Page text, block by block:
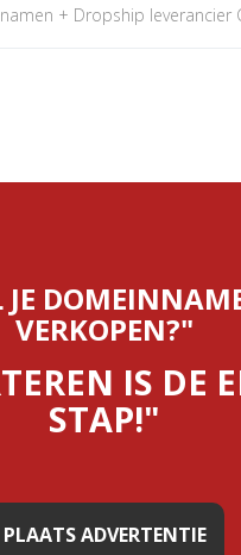
JE
VERKOPEN?"
IS DE
STAP!"
PLAATS ADVERTENTIE